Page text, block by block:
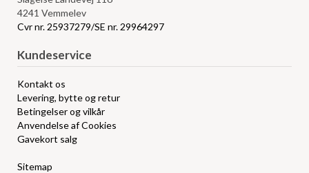
4241 Vemmelev
Cvr nr. 25937279/SE nr. 29964297
Kundeservice
Kontakt os
Levering, bytte og retur
Betingelser og vilkår
Anvendelse af Cookies
Gavekort salg
Sitemap